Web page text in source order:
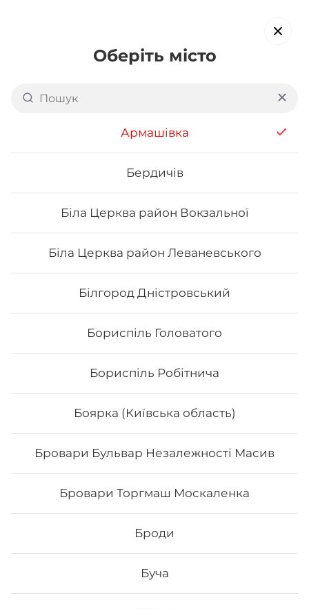
Оберіть місто
Армашівка
Бердичів
Біла Церква район Вокзальної
Біла Церква район Леваневського
Білгород Дністровський
Бориспіль Головатого
Бориспіль Робітнича
Боярка (Київська область)
Бровари Бульвар Незалежності Масив
Бровари Торгмаш Москаленка
Броди
Буча
Доставка суші в
обирайте страви, які вам подобаються про все інше ми
подбаємо
Акція тижня Сети Роли від шефа
Роли від шефа
Чіз рол
Вага: 245 г Склад: норі, рис,тостовий сир, сир філа,